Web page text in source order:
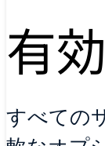
有
すべての